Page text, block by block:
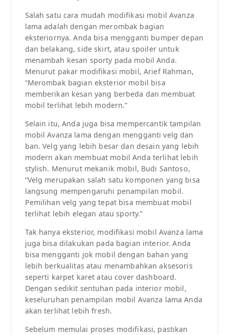
Salah satu cara mudah modifikasi mobil Avanza
lama adalah dengan merombak bagian
eksteriornya. Anda bisa mengganti bumper depan
dan belakang, side skirt, atau spoiler untuk
menambah kesan sporty pada mobil Anda.
Menurut pakar modifikasi mobil, Arief Rahman,
“Merombak bagian eksterior mobil bisa
memberikan kesan yang berbeda dan membuat
mobil terlihat lebih modern.”
Selain itu, Anda juga bisa mempercantik tampilan
mobil Avanza lama dengan mengganti velg dan
ban. Velg yang lebih besar dan desain yang lebih
modern akan membuat mobil Anda terlihat lebih
stylish. Menurut mekanik mobil, Budi Santoso,
“Velg merupakan salah satu komponen yang bisa
langsung mempengaruhi penampilan mobil.
Pemilihan velg yang tepat bisa membuat mobil
terlihat lebih elegan atau sporty.”
Tak hanya eksterior, modifikasi mobil Avanza lama
juga bisa dilakukan pada bagian interior. Anda
bisa mengganti jok mobil dengan bahan yang
lebih berkualitas atau menambahkan aksesoris
seperti karpet karet atau cover dashboard.
Dengan sedikit sentuhan pada interior mobil,
keseluruhan penampilan mobil Avanza lama Anda
akan terlihat lebih fresh.
Sebelum memulai proses modifikasi, pastikan